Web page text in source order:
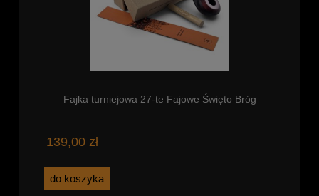
Fajka turniejowa 27-te Fajowe Święto Bróg
139,00 zł
do koszyka